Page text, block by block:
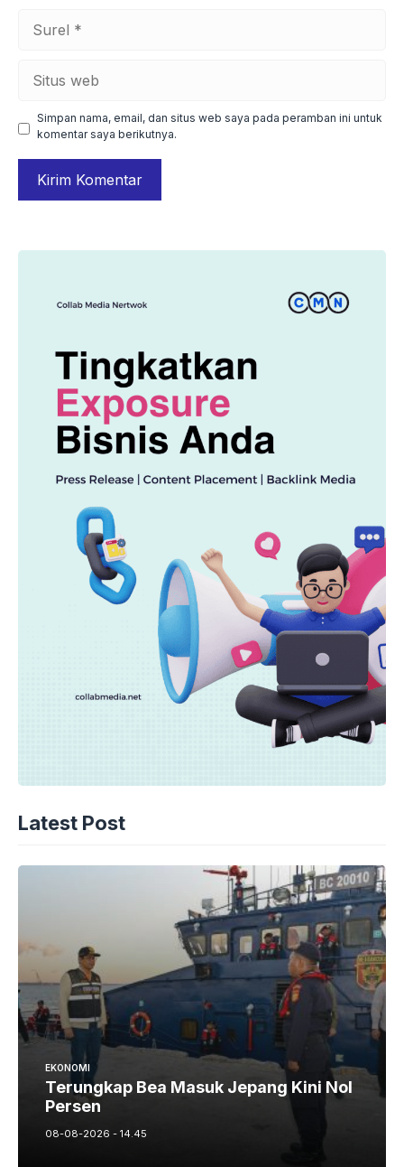
web
Simpan nama, email, dan situs web saya pada peramban ini untuk
komentar saya berikutnya.
Latest Post
EKONOMI
Terungkap Bea Masuk Jepang Kini Nol
Persen
08-08-2026 - 14.45